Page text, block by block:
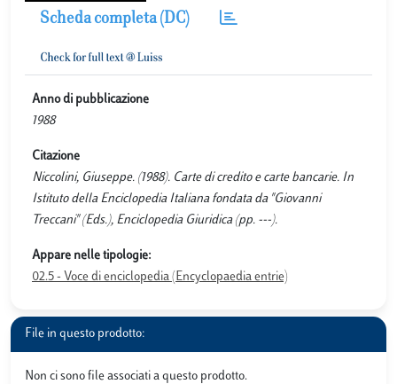
Scheda completa (DC)
Anno di pubblicazione
1988
Citazione
Niccolini, Giuseppe. (1988). Carte di credito e carte bancarie. In
Istituto della Enciclopedia Italiana fondata da "Giovanni
Treccani" (Eds.), Enciclopedia Giuridica (pp. ---).
Appare nelle tipologie:
02.5 - Voce di enciclopedia (Encyclopaedia entrie)
File in questo prodotto:
Non ci sono file associati a questo prodotto.